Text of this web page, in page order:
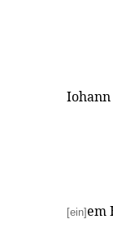
[ein]em